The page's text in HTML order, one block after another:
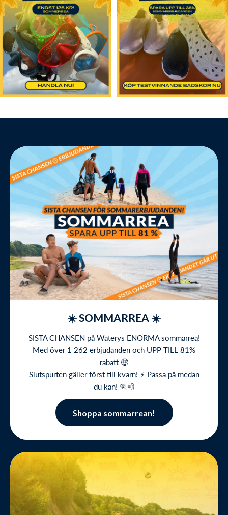
☀️ SOMMARREA ☀️
SISTA CHANSEN på Waterys ENORMA sommarrea!
Med över 1 262 erbjudanden och UPP TILL 81%
rabatt 🤑
Slutspurten gäller först till kvarn! ⚡️ Passa på medan
du kan! 🏃💨
Shoppa sommarrean!